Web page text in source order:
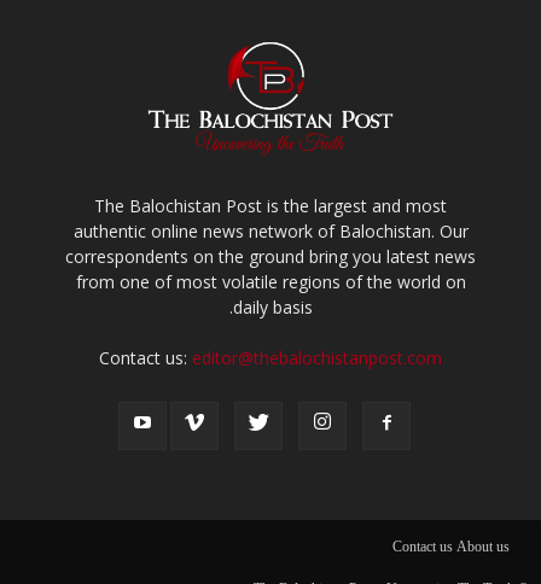
The Balochistan Post is the largest and most
authentic online news network of Balochistan. Our
correspondents on the ground bring you latest news
from one of most volatile regions of the world on
daily basis.
Contact us: editor@thebalochistanpost.com
About us
Contact us